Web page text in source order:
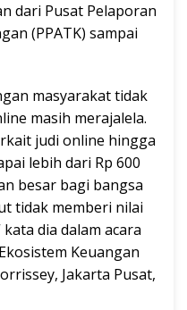
dari Pusat Pelaporan
(PPATK) sampai
masyarakat tidak
masih merajalela.
judi online hingga
lebih dari Rp 600
besar bagi bangsa
tidak memberi nilai
dia dalam acara
Keuangan
Jakarta Pusat,